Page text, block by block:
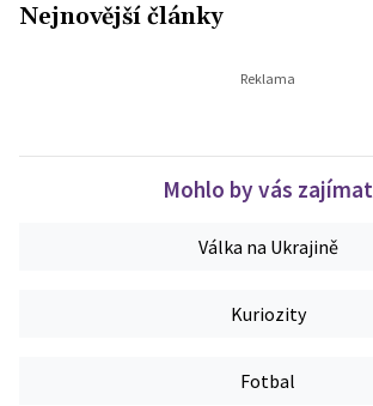
Nejnovější články
Mohlo by vás zajímat
Válka na Ukrajině
Kuriozity
Fotbal